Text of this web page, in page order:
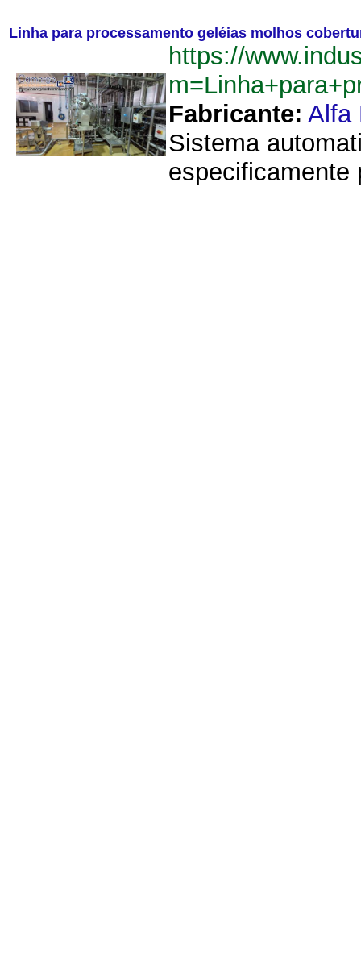
Linha para processamento geléias molhos
https://
Fabricante: Alfa
Sistema
especificamente